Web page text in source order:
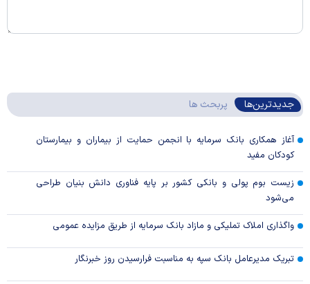
جدیدترین‌ها پربحث ها
آغاز همکاری بانک سرمایه با انجمن حمایت از بیماران و بیمارستان
کودکان مفید
زیست بوم پولی و بانکی کشور بر پایه فناوری دانش بنیان طراحی
می‌شود
واگذاری املاک تملیکی و مازاد بانک سرمایه از طریق مزایده عمومی
تبریک مدیرعامل بانک سپه به مناسبت فرارسیدن روز خبرنگار